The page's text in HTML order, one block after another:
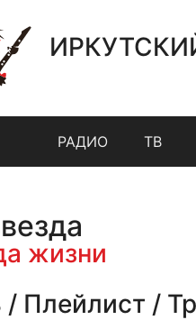
РАДИО ТВ
жизни
Плейлист /